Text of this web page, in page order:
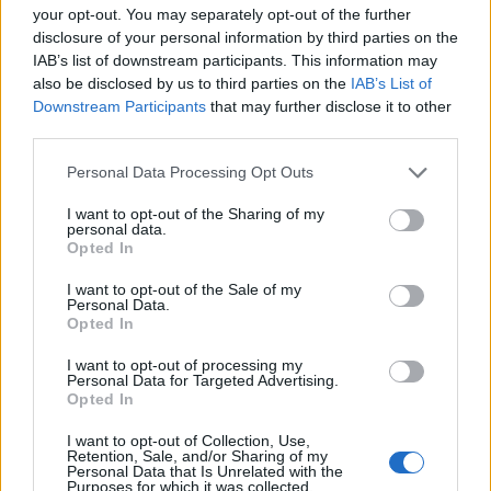
your opt-out. You may separately opt-out of the further
disclosure of your personal information by third parties on the
IAB’s list of downstream participants. This information may
also be disclosed by us to third parties on the IAB’s List of
Downstream Participants that may further disclose it to other
Personal Data Processing Opt Outs
I want to opt-out of the Sharing of my
personal data.
Opted In
I want to opt-out of the Sale of my
Personal Data.
Opted In
I want to opt-out of processing my
Personal Data for Targeted Advertising.
Opted In
I want to opt-out of Collection, Use,
Retention, Sale, and/or Sharing of my
Personal Data that Is Unrelated with the
Purposes for which it was collected.
Δείτε επίσης
Διεθνή